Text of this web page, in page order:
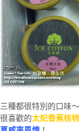
三種都很特別的口味
很喜歡的太妃香蕉核桃